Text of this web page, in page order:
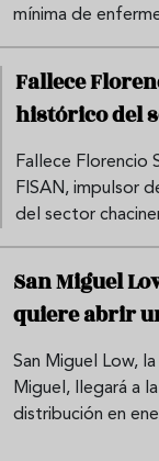
mínima de
Fallece
histórico del
Fallece Florencio
FISAN, impulsor
del sector
San Miguel
quiere abrir
San Miguel Low,
Miguel, llegará a
distribución en